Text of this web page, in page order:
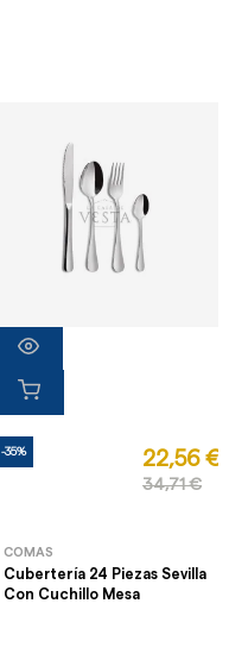
-35% 22,56 €
34,71 €
COMAS
Cubertería 24 Piezas Sevilla
Con Cuchillo Mesa